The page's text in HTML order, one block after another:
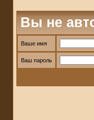
Вы не
Ваше имя
Ваш пароль